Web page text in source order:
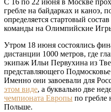
С 16 по 22 июня в Москве
гребле на байдарках и каноэ,
определяется стартовый
команды на Олимпийские
Утром 18 июня состоялись
дистанции 1000 метров, где
экипаж Ильи Первухина из
представляющего
Именно они завоевали для
этом виде, а буквально две
чемпионата Европы по гребле
Польше.